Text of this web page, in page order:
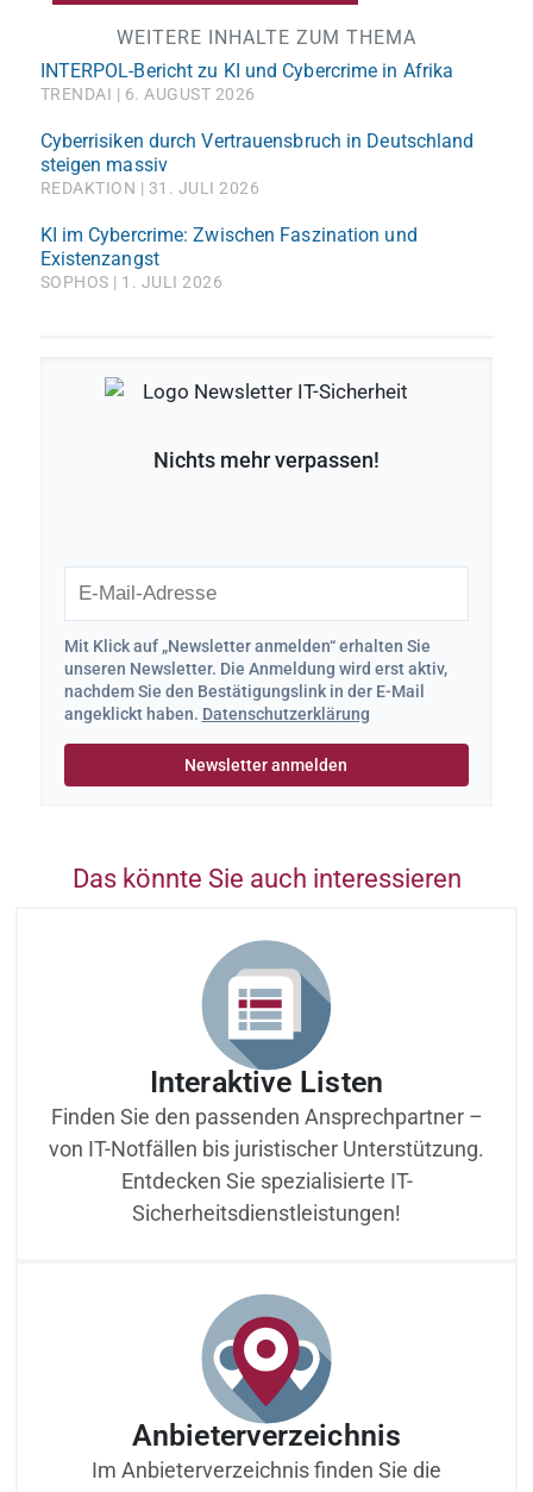
WEITERE INHALTE ZUM THEMA
INTERPOL-Bericht zu KI und Cybercrime in Afrika
TRENDAI 6. AUGUST 2026
Cyberrisiken durch Vertrauensbruch in Deutschland
steigen massiv
REDAKTION 31. JULI 2026
KI im Cybercrime: Zwischen Faszination und
Existenzangst
SOPHOS 1. JULI 2026
Nichts mehr verpassen!
Mit Klick auf „Newsletter anmelden“ erhalten Sie
unseren Newsletter. Die Anmeldung wird erst aktiv,
nachdem Sie den Bestätigungslink in der E-Mail
angeklickt haben. Datenschutzerklärung
Das könnte Sie auch interessieren
Interaktive Listen
Finden Sie den passenden Ansprechpartner –
von IT-Notfällen bis juristischer Unterstützung.
Entdecken Sie spezialisierte IT-
Sicherheitsdienstleistungen!
Anbieterverzeichnis
Im Anbieterverzeichnis finden Sie die